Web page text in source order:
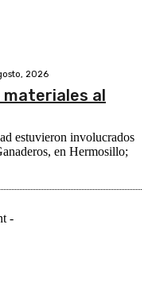
2026
materiales al
estuvieron involucrados
en Hermosillo;
-